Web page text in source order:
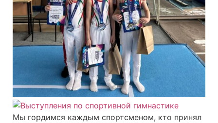
Мы гордимся каждым спортсменом, кто принял